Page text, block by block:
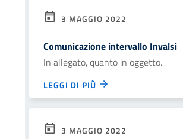
3 MAGGIO 2022
Comunicazione intervallo Invalsi
In allegato, quanto in oggetto.
LEGGI DI PIÙ
3 MAGGIO 2022